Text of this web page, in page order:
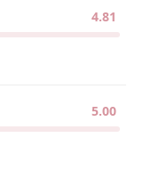
4.81
5.00